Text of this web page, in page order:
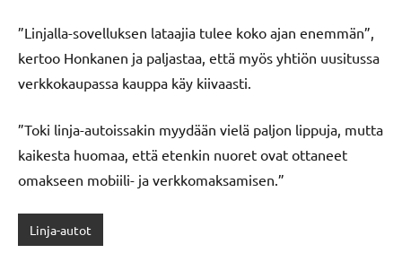
”Linjalla-sovelluksen lataajia tulee koko ajan enemmän”,
kertoo Honkanen ja paljastaa, että myös yhtiön uusitussa
verkkokaupassa kauppa käy kiivaasti.
”Toki linja-autoissakin myydään vielä paljon lippuja, mutta
kaikesta huomaa, että etenkin nuoret ovat ottaneet
omakseen mobiili- ja verkkomaksamisen.”
Linja-autot